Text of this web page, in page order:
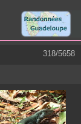
318/5658